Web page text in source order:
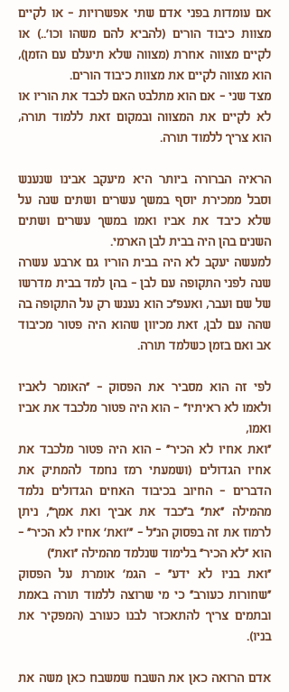
אם עומדות בפני אדם שתי אפשרויות - או לקיים
מצוות כיבוד הורים (להביא להם משהו וכו'..) או
לקיים מצווה אחרת (מצווה שלא תיעלם עם הזמן),
הוא מצווה לקיים את מצוות כיבוד הורים.
מצד שני - אם הוא מתלבט האם לכבד את הוריו או
לא לקיים את המצווה ובמקום זאת ללמוד תורה,
הוא צריך ללמוד תורה.
הראיה הברורה ביותר היא מיעקב אבינו שנענש
וסבל ממכירת יוסף במשך עשרים ושתים שנה על
שלא כיבד את אביו ואמו במשך עשרים ושתים
השנים בהן היה בבית לבן הארמי.
למעשה יעקב לא היה בבית הוריו גם ארבע עשרה
שנה לפני התקופה עם לבן - בהן למד בבית מדרשו
של שם ועבר, ואעפ"כ הוא נענש רק על התקופה בה
שהה עם לבן, זאת מכיוון שהוא היה פטור מכיבוד
אב ואם בזמן כשלמד תורה.
לפי זה הוא מסביר את הפסוק - "האומר לאביו
ולאמו לא ראיתיו" - הוא היה פטור מלכבד את אביו
ואמו,
"ואת אחיו לא הכיר" - הוא היה פטור מלכבד את
אחיו הגדולים (ושמעתי רמז נחמד להמתיק את
הדברים - החיוב בכיבוד האחים הגדולים נלמד
מהמילה "את" ב"כבד את אביך ואת אמך", ניתן
לרמוז את זה בפסוק הנ"ל - "'ואת' אחיו לא הכיר" -
הוא "לא הכיר" בלימוד שנלמד מהמילה "ואת")
"ואת בניו לא ידע" - הגמ' אומרת על הפסוק
"שחורות כעורב" כי מי שרוצה ללמוד תורה באמת
ובתמים צריך להתאכזר לבנו כעורב (המפקיר את
בניו).
אדם הרואה כאן את השבח שמשבח כאן משה את